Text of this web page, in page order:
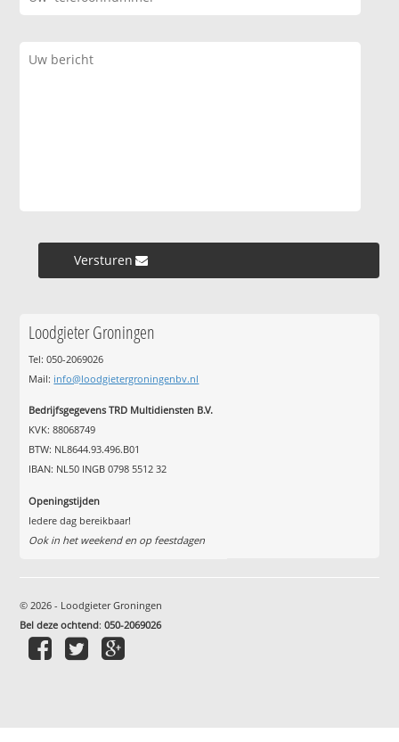
Versturen »
Loodgieter Groningen
Tel: 050-2069026
Mail: info@loodgietergroningenbv.nl
Bedrijfsgegevens TRD Multidiensten B.V.
KVK: 88068749
BTW: NL8644.93.496.B01
IBAN: NL50 INGB 0798 5512 32
Openingstijden
Iedere dag bereikbaar!
Ook in het weekend en op feestdagen
© 2026 - Loodgieter Groningen
Bel deze ochtend:050-2069026